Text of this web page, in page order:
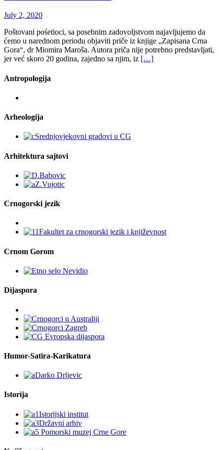
July 2, 2020
Poštovani pośetioci, sa posebnim zadovoljstvom najavljujemo da
ćemo u narednom periodu objaviti priče iz knjige „Zapisana Crna
Gora“, dr Miomira Maroša. Autora priča nije potrebno predstavljati,
jer već skoro 20 godina, zajedno sa njim, iz […]
Antropologija
Arheologija
Arhitektura sajtovi
Crnogorski jezik
Crnom Gorom
Dijaspora
Humor-Satira-Karikatura
Istorija